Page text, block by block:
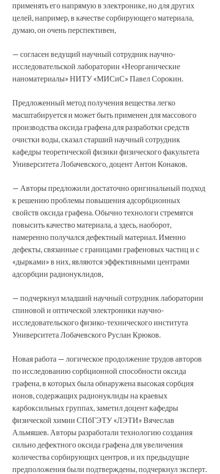
применять его напрямую в электронике, но для других
целей, например, в качестве сорбирующего материала,
думаю, он очень перспективен,
— согласен ведущий научный сотрудник научно-
исследовательской лаборатории «Неорганические
наноматериалы» НИТУ «МИСиС» Павел Сорокин.
Предложенный метод получения вещества легко
масштабируется и может быть применен для массового
производства оксида графена для разработки средств
очистки воды, сказал старший научный сотрудник
кафедры теоретической физики физического факультета
Университета Лобачевского, доцент Антон Конаков.
— Авторы предложили достаточно оригинальный подход
к решению проблемы повышения адсорбционных
свойств оксида графена. Обычно технологи стремятся
повысить качество материала, а здесь, наоборот,
намеренно получался дефектный материал. Именно
дефекты, связанные с границами графеновых частиц и с
«дырками» в них, являются эффективными центрами
адсорбции радионуклидов,
— подчеркнул младший научный сотрудник лаборатории
спиновой и оптической электроники научно-
исследовательского физико-технического института
Университета Лобачевского Руслан Крюков.
Новая работа — логическое продолжение трудов авторов
по исследованию сорбционной способности оксида
графена, в которых была обнаружена высокая сорбция
ионов, содержащих радионуклиды на краевых
карбоксильных группах, заметил доцент кафедры
физической химии СПбГЭТУ «ЛЭТИ» Вячеслав
Альмяшев. Авторы разработали технологию создания
сильно дефектного оксида графена для увеличения
количества сорбирующих центров, и их предыдущие
предположения были подтверждены, подчеркнул эксперт.